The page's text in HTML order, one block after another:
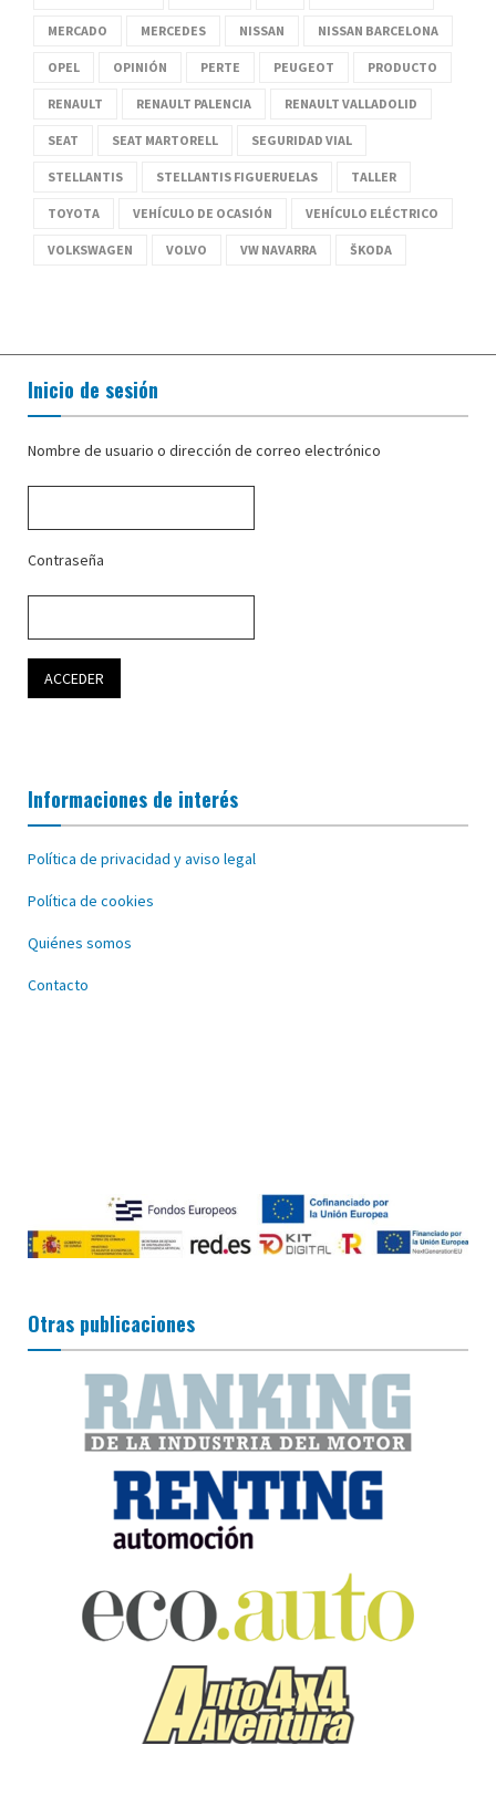
MERCADO MERCEDES NISSAN NISSAN BARCELONA
OPEL OPINIÓN PERTE PEUGEOT PRODUCTO
RENAULT RENAULT PALENCIA RENAULT VALLADOLID
SEAT SEAT MARTORELL SEGURIDAD VIAL
STELLANTIS STELLANTIS FIGUERUELAS TALLER
TOYOTA VEHÍCULO DE OCASIÓN VEHÍCULO ELÉCTRICO
VOLKSWAGEN VOLVO VW NAVARRA ŠKODA
Inicio de sesión
Nombre de usuario o dirección de correo electrónico
Contraseña
Informaciones de interés
Política de privacidad y aviso legal
Política de cookies
Quiénes somos
Contacto
Otras publicaciones